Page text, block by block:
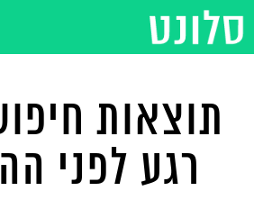
תוצאות
רגע לפני